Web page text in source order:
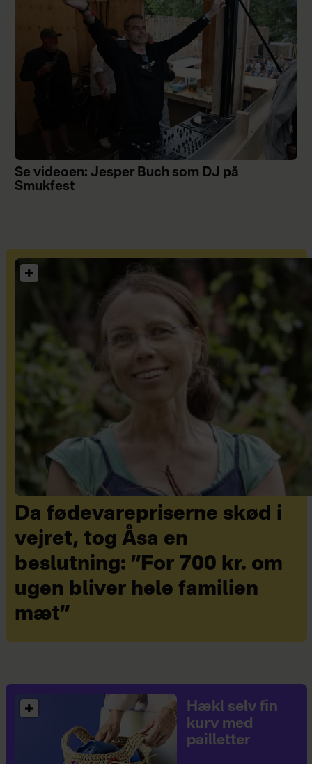
Se videoen: Jesper Buch som DJ på
Smukfest
Da fødevarepriserne skød i
vejret, tog Åsa en
beslutning: ”For 700 kr. om
ugen bliver hele familien
mæt”
Hækl selv fin
kurv med
pailletter